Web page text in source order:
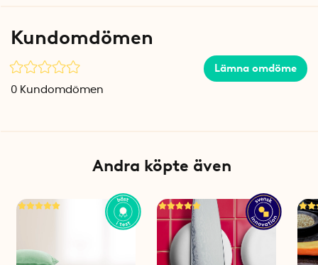
Specifikationer
Material: ABS-plast
Kundomdömen
Lämna omdöme
0 Kundomdömen
Andra köpte även